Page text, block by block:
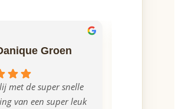
Groen
met de super snelle
van een super leuk